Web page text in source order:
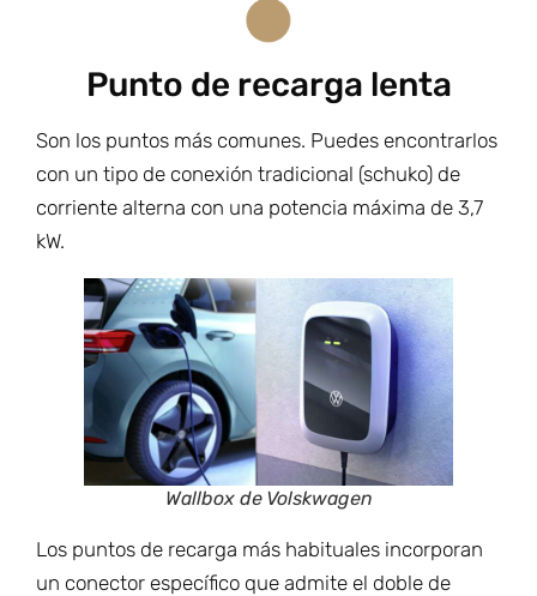
Punto de recarga lenta
Son los puntos más comunes. Puedes encontrarlos
con un tipo de conexión tradicional (schuko) de
corriente alterna con una potencia máxima de 3,7
kW.
Wallbox de Volskwagen
Los puntos de recarga más habituales incorporan
un conector específico que admite el doble de